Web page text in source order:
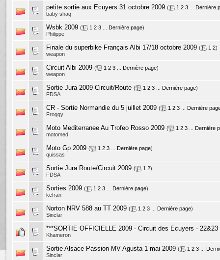
petite sortie aux Ecuyers 31 octobre 2009 ( 1 2 3
Dernière
baby shaq
Wsbk 2009 ( 1 2 3 Dernière page)
Philippe
Finale du superbike Français Albi 17/18 octobre 2009 ( 1 2)
weapon
Circuit Albi 2009 ( 1 2 3 Dernière page)
weapon
Sortie Jura 2009 Circuit/Route ( 1 2 3 Dernière page)
FDSA
CR - Sortie Normandie du 5 juillet 2009 ( 1 2 3
Dernière
Froggy
Moto Mediterranee Au Trofeo Rosso 2009 ( 1 2 3
Dernière
motomed
Moto Gp 2009 ( 1 2 3 Dernière page)
quissas
Sortie Jura Route/Circuit 2009 ( 1 2)
FDSA
Sorties 2009 ( 1 2 3 Dernière page)
kefran
Norton NRV 588 au TT 2009 ( 1 2 3 Dernière page)
Sinclar
***SORTIE OFFICIELLE 2009 - Circuit des Ecuyers - 22&23
Khameron
Sortie Alsace Passion MV Agusta 1 mai 2009 ( 1 2 3
Sinclar